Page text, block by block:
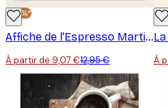
-30%*
Affiche de l'Espresso Martini
À partir de 9,07 €12,95 €
-
À